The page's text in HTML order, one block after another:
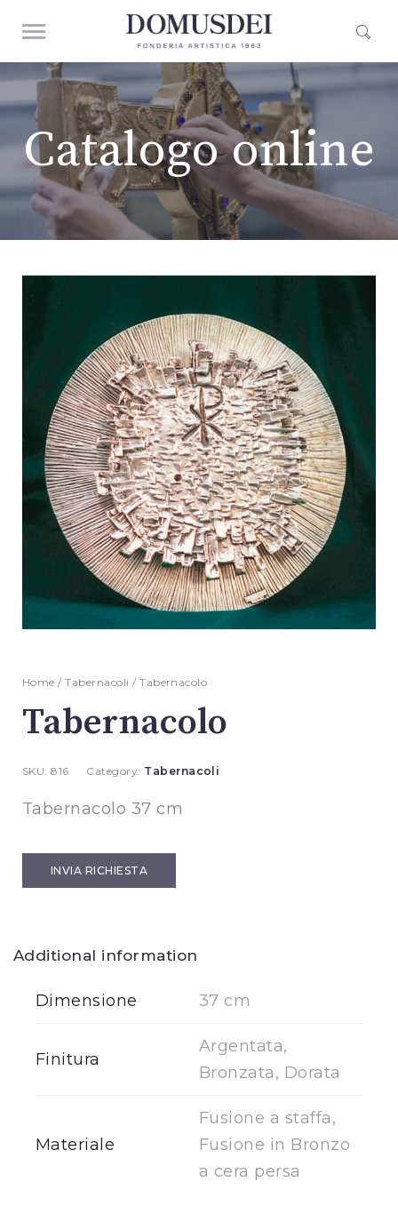
Catalogo online
Home /Tabernacoli / Tabernacolo
Tabernacolo
SKU:816 Category: Tabernacoli
Tabernacolo 37 cm
INVIA RICHIESTA
Additional information
Dimensione 37 cm
Finitura
Argentata,
Bronzata, Dorata
Materiale
Fusione a staffa,
Fusione in Bronzo
a cera persa